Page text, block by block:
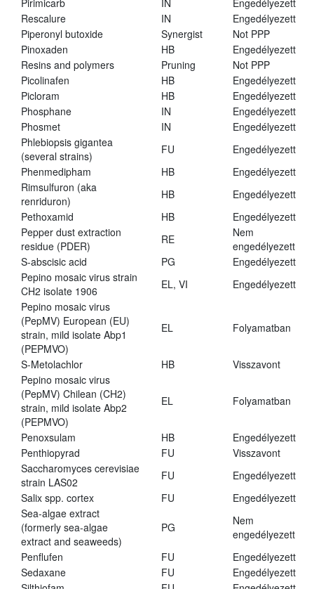
Pirimicarb
IN
Engedélyezett
Rescalure
IN
Engedélyezett
Piperonyl butoxide
Synergist
Not PPP
Pinoxaden
HB
Engedélyezett
Resins and polymers
Pruning
Not PPP
Picolinafen
HB
Engedélyezett
Picloram
HB
Engedélyezett
Phosphane
IN
Engedélyezett
Phosmet
IN
Engedélyezett
Phlebiopsis gigantea
(several strains)
FU
Engedélyezett
Phenmedipham
HB
Engedélyezett
Rimsulfuron (aka
renriduron)
HB
Engedélyezett
Pethoxamid
HB
Engedélyezett
Pepper dust extraction
residue (PDER)
RE
Nem
engedélyezett
S-abscisic acid
PG
Engedélyezett
Pepino mosaic virus strain
CH2 isolate 1906
EL, VI
Engedélyezett
Pepino mosaic virus
(PepMV) European (EU)
strain, mild isolate Abp1
(PEPMVO)
EL Folyamatban
S-Metolachlor HB
Visszavont
Pepino mosaic virus
(PepMV) Chilean (CH2)
strain, mild isolate Abp2
(PEPMVO)
EL Folyamatban
Penoxsulam HB
Engedélyezett
Penthiopyrad
FU
Visszavont
Saccharomyces cerevisiae
strain LAS02
FU
Engedélyezett
Salix spp. cortex
FU
Engedélyezett
Sea-algae extract
(formerly sea-algae
extract and seaweeds)
PG
Nem
engedélyezett
Penflufen
FU
Engedélyezett
Sedaxane
FU
Engedélyezett